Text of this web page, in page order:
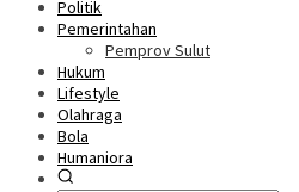
Politik
Pemerintahan
Pemprov Sulut
Hukum
Lifestyle
Olahraga
Bola
Humaniora